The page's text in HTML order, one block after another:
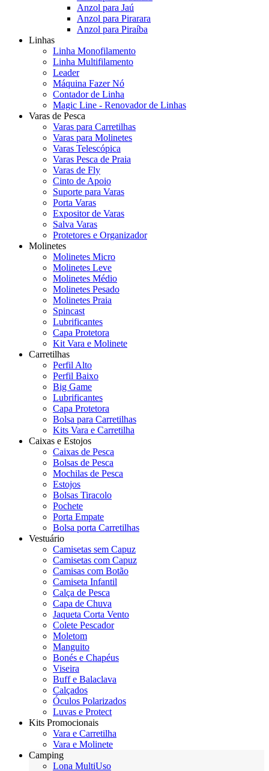
Anzol para Jaú
Anzol para Pirarara
Anzol para Piraíba
Linhas
Linha Monofilamento
Linha Multifilamento
Leader
Máquina Fazer Nó
Contador de Linha
Magic Line - Renovador de Linhas
Varas de Pesca
Varas para Carretilhas
Varas para Molinetes
Varas Telescópica
Varas Pesca de Praia
Varas de Fly
Cinto de Apoio
Suporte para Varas
Porta Varas
Expositor de Varas
Salva Varas
Protetores e Organizador
Molinetes
Molinetes Micro
Molinetes Leve
Molinetes Médio
Molinetes Pesado
Molinetes Praia
Spincast
Lubrificantes
Capa Protetora
Kit Vara e Molinete
Carretilhas
Perfil Alto
Perfil Baixo
Big Game
Lubrificantes
Capa Protetora
Bolsa para Carretilhas
Kits Vara e Carretilha
Caixas e Estojos
Caixas de Pesca
Bolsas de Pesca
Mochilas de Pesca
Estojos
Bolsas Tiracolo
Pochete
Porta Empate
Bolsa porta Carretilhas
Vestuário
Camisetas sem Capuz
Camisetas com Capuz
Camisas com Botão
Camiseta Infantil
Calça de Pesca
Capa de Chuva
Jaqueta Corta Vento
Colete Pescador
Moletom
Manguito
Bonés e Chapéus
Viseira
Buff e Balaclava
Calçados
Óculos Polarizados
Luvas e Protect
Kits Promocionais
Vara e Carretilha
Vara e Molinete
Camping
Lona MultiUso